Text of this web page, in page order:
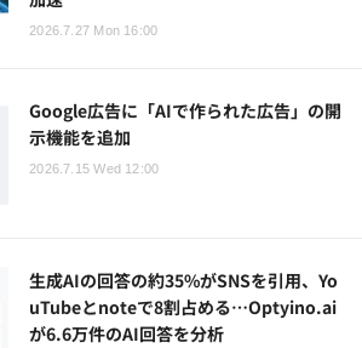
2026.7.27 Mon 16:00
Google広告に「AIで作られた広告」の開
示機能を追加
2026.7.15 Wed 12:00
生成AIの回答の約35%がSNSを引用、Yo
uTubeとnoteで8割占める…Optyino.ai
が6.6万件のAI回答を分析